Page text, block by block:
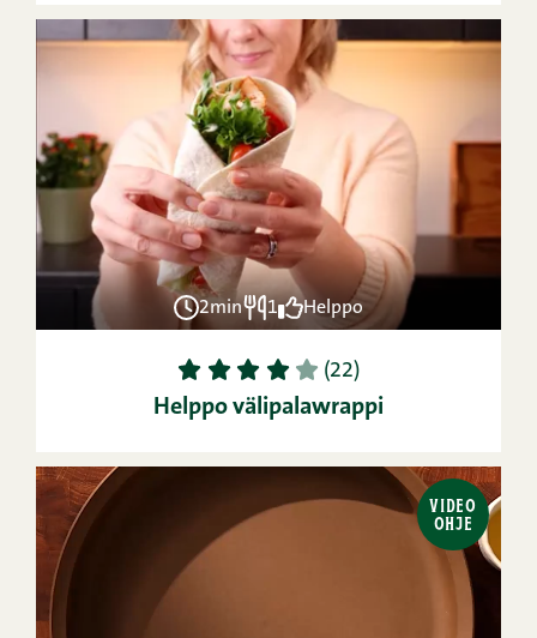
2min 1 Helppo
1 2 3 4 5 (22)
Helppo välipalawrappi
VIDEO
OHJE